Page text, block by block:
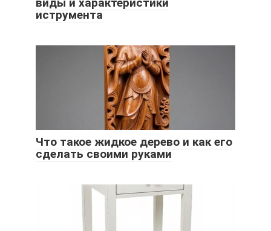
виды и характеристики
иструмента
Что такое жидкое дерево и как его
сделать своими руками